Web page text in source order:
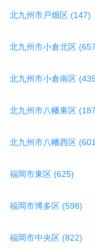
北九州市戸畑区 (147)
北九州市小倉北区
北九州市小倉南区
北九州市八幡東区
北九州市八幡西区
福岡市東区 (625)
福岡市博多区 (598)
福岡市中央区 (822)